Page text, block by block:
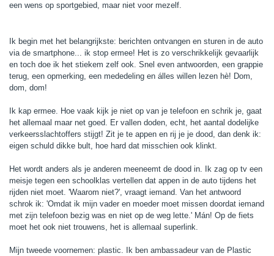
een wens op sportgebied, maar niet voor mezelf.
Ik begin met het belangrijkste: berichten ontvangen en sturen in de auto
via de smartphone... ik stop ermee! Het is zo verschrikkelijk gevaarlijk
en toch doe ik het stiekem zelf ook. Snel even antwoorden, een grappie
terug, een opmerking, een mededeling en álles willen lezen hè! Dom,
dom, dom!
Ik kap ermee. Hoe vaak kijk je niet op van je telefoon en schrik je, gaat
het allemaal maar net goed. Er vallen doden, echt, het aantal dodelijke
verkeersslachtoffers stijgt! Zit je te appen en rij je je dood, dan denk ik:
eigen schuld dikke bult, hoe hard dat misschien ook klinkt.
Het wordt anders als je anderen meeneemt de dood in. Ik zag op tv een
meisje tegen een schoolklas vertellen dat appen in de auto tijdens het
rijden niet moet. 'Waarom niet?', vraagt iemand. Van het antwoord
schrok ik: 'Omdat ik mijn vader en moeder moet missen doordat iemand
met zijn telefoon bezig was en niet op de weg lette.' Mán! Op de fiets
moet het ook niet trouwens, het is allemaal superlink.
Mijn tweede voornemen: plastic. Ik ben ambassadeur van de Plastic